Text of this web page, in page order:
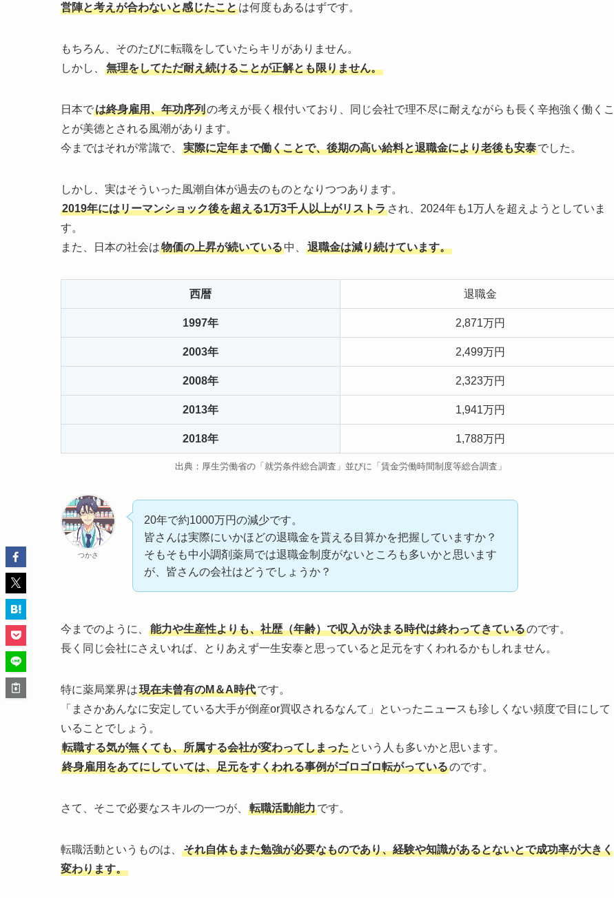
営陣と考えが合わないと感じたことは何度もあるはずです。
もちろん、そのたびに転職をしていたらキリがありません。
しかし、
無理をしてただ耐え続けることが正解とも限りません。
日本では終身雇用、年功序列の考えが長く根付いており、同じ会社で理不尽に耐えながらも長く辛抱強く働くこ
とが美徳とされる風潮があります。
今まではそれが常識で、
実際に定年まで働くことで、後期の高い給料と退職金により老後も安泰でした。
しかし、実はそういった風潮自体が過去のものとなりつつあります。
2019年にはリーマンショック後を超える1万3千人以上がリストラ され、2024年も1万人を超えようとしていま
す。
また、日本の社会は物価の上昇が続いている中、 退職金は減り続けています。
西暦 退職金
1997年 2,871万円
2003年 2,499万円
2008年 2,323万円
2013年 1,941万円
2018年 1,788万円
出典：厚生労働省の「就労条件総合調査」並びに「賃金労働時間制度等総合調査」
つかさ
20年で約1000万円の減少です。
皆さんは実際にいかほどの退職金を貰える目算かを把握していますか？
そもそも中小調剤薬局では退職金制度がないところも多いかと思います
が、皆さんの会社はどうでしょうか？
今までのように、 能力や生産性よりも、社歴（年齢）で収入が決まる時代は終わってきているのです。
長く同じ会社にさえいれば、とりあえず一生安泰と思っていると足元をすくわれるかもしれません。
特に薬局業界は現在未曾有のM＆A時代です。
「まさかあんなに安定している大手が倒産or買収されるなんて」といったニュースも珍しくない頻度で目にして
いることでしょう。
転職する気が無くても、所属する会社が変わってしまった という人も多いかと思います。
終身雇用をあてにしていては、足元をすくわれる事例がゴロゴロ転がっているのです。
さて、そこで必要なスキルの一つが、 転職活動能力です。
転職活動というものは、
それ自体もまた勉強が必要なものであり、経験や知識があるとないとで成功率が大きく
変わります。